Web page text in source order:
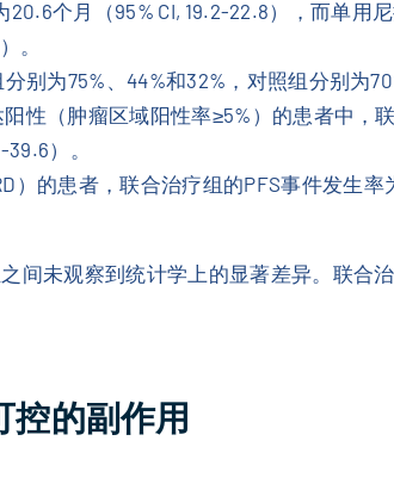
个月（95% CI, 19.2-22.8），而单用
。
别为75%、44%和32%，对照组分别为
阳性（肿瘤区域阳性率≥5%）的患者中，
）。
）的患者，联合治疗组的PFS事件发生
间未观察到统计学上的显著差异。联合
控的副作用